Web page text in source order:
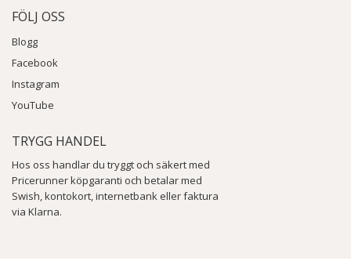
FÖLJ OSS
Blogg
Facebook
Instagram
YouTube
TRYGG HANDEL
Hos oss handlar du tryggt och säkert med
Pricerunner köpgaranti och betalar med
Swish, kontokort, internetbank eller faktura
via Klarna.